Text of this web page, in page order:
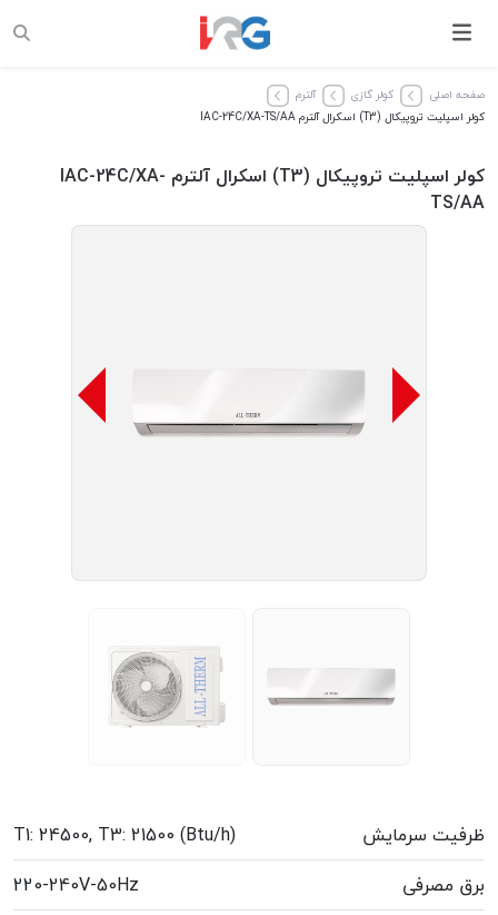
صفحه اصلی کولر گازی
آلترم
کولر اسپلیت تروپیکال (T3) اسکرال آلترم IAC-24C/XA-TS/AA
کولر اسپلیت تروپیکال (T3) اسکرال آلترم IAC-24C/XA-
TS/AA
ظرفیت سرمایش
T1: 24500, T3: 21500 (Btu/h)
برق مصرفی
220-240V-50Hz